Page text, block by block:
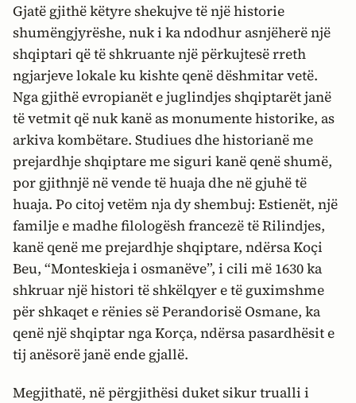
Gjatë gjithë këtyre shekujve të një historie
shumëngjyrëshe, nuk i ka ndodhur asnjëherë një
shqiptari që të shkruante një përkujtesë rreth
ngjarjeve lokale ku kishte qenë dëshmitar vetë.
Nga gjithë evropianët e juglindjes shqiptarët janë
të vetmit që nuk kanë as monumente historike, as
arkiva kombëtare. Studiues dhe historianë me
prejardhje shqiptare me siguri kanë qenë shumë,
por gjithnjë në vende të huaja dhe në gjuhë të
huaja. Po citoj vetëm nja dy shembuj: Estienët, një
familje e madhe filologësh francezë të Rilindjes,
kanë qenë me prejardhje shqiptare, ndërsa Koçi
Beu, “Monteskieja i osmanëve”, i cili më 1630 ka
shkruar një histori të shkëlqyer e të guximshme
për shkaqet e rënies së Perandorisë Osmane, ka
qenë një shqiptar nga Korça, ndërsa pasardhësit e
tij anësorë janë ende gjallë.
Megjithatë, në përgjithësi duket sikur trualli i